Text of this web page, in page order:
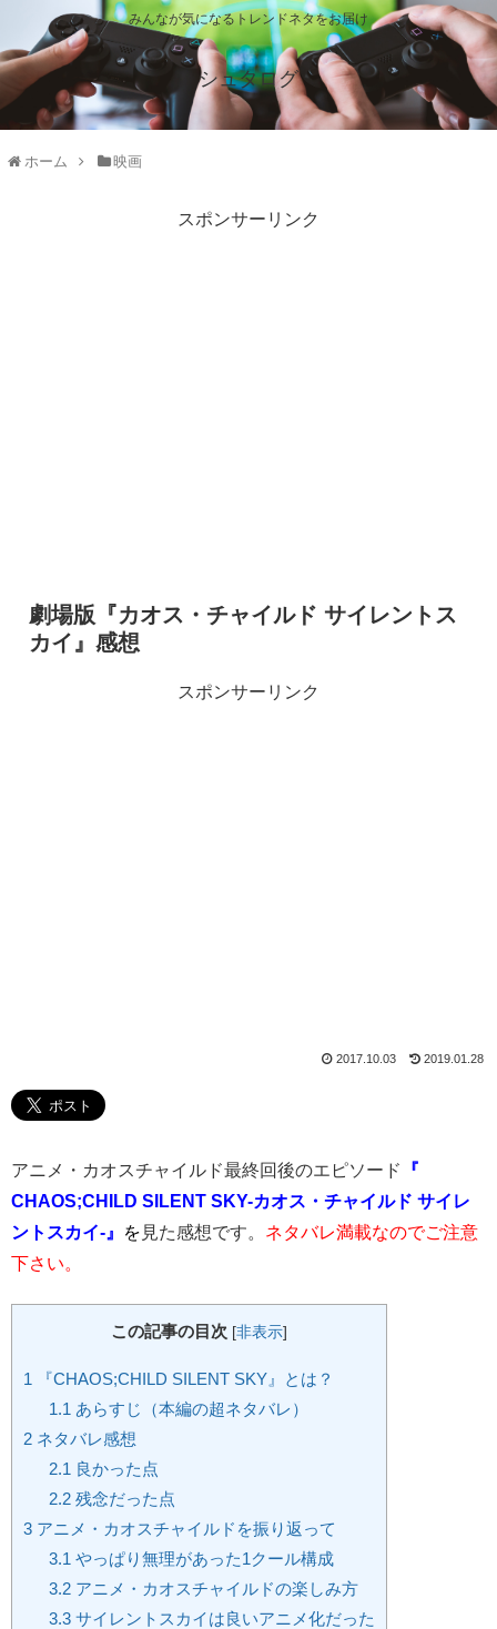
みんなが気になるトレンドネタをお届け
シュタログ
ホーム 映画
スポンサーリンク
劇場版『カオス・チャイルド サイレントス
カイ』感想
スポンサーリンク
2017.10.03 2019.01.28
アニメ・カオスチャイルド最終回後のエピソード
『
CHAOS;CHILD SILENT SKY-カオス・チャイルド サイレ
ントスカイ-』
を 見た感想です。 ネタバレ満載なのでご注意
下さい。
この記事の目次 [非表示]
1 『CHAOS;CHILD SILENT SKY』とは？
1.1 あらすじ（本編の超ネタバレ）
2 ネタバレ感想
2.1 良かった点
2.2残念だった点
3 アニメ・カオスチャイルドを振り返って
3.1 やっぱり無理があった1クール構成
3.2アニメ・カオスチャイルドの楽しみ方
3.3サイレントスカイは良いアニメ化だった